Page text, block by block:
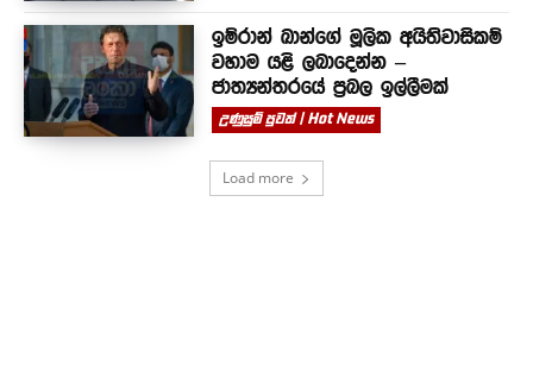
ඉම්රාන් ඛාන්ගේ මූලික අයිතිවාසිකම්
වහාම යළි ලබාදෙන්න –
ජාත්‍යන්තරයේ ප්‍රබල ඉල්ලීමක්
උණුසුම් පුවත් | Hot News
Load more